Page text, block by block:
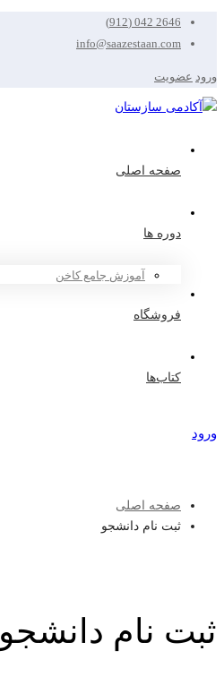
2646 042 (912)
info@saazestaan.com
ورود عضویت
صفحه اصلی
دوره ها
آموزش جامع کاخن
فروشگاه
کتاب‌ها
ورود
صفحه اصلی
ثبت نام دانشجو
ثبت نام دانشجو